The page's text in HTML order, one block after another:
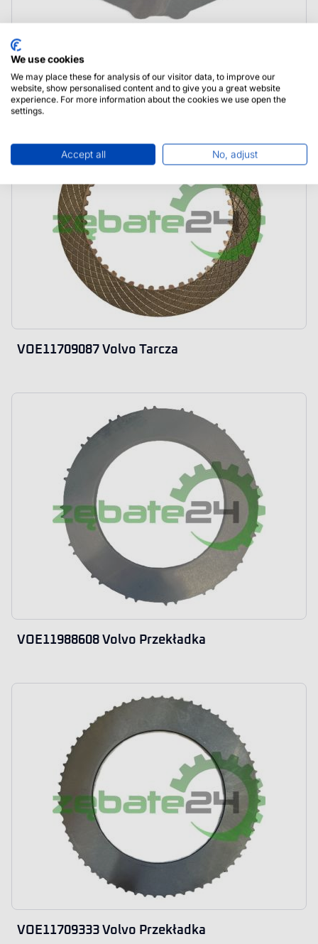
VOE11716580 Volvo Przekładka
VOE11709087 Volvo Tarcza
VOE11988608 Volvo Przekładka
VOE11709333 Volvo Przekładka
We use cookies
We may place these for analysis of our visitor data, to improve our
website, show personalised content and to give you a great website
experience. For more information about the cookies we use open the
settings.
Accept all No, adjust